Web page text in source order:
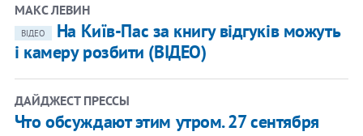
МАКС ЛЕВИН
ВІДЕО
На Київ-Пас за книгу відгуків можуть
і камеру розбити (ВІДЕО)
ДАЙДЖЕСТ ПРЕССЫ
Что обсуждают этим утром. 27 сентября